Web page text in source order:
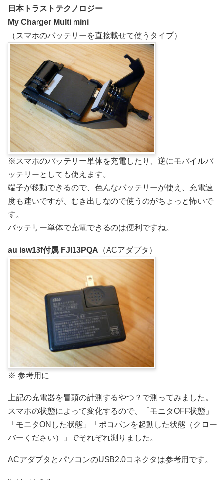
日本トラストテクノロジー
My Charger Multi mini
（スマホのバッテリーを直接載せて使うタイプ）
※スマホのバッテリー単体を充電したり、逆にモバイルバ
ッテリーとしても使えます。
端子が移動できるので、色んなバッテリーが使え、充電速
度も速いですが、むき出しなので使うのがちょっと怖いで
す。
バッテリー単体で充電できるのは便利ですね。
au isw13f付属 FJI13PQA （ACアダプタ）
※ 参考用に
上記の充電器を冒頭の計測するやつ？で測ってみました。
スマホの状態によって変化するので、「モニタOFF状態」
「モニタONした状態」「ポコパンを起動した状態（クロー
バーください）」でそれぞれ測りました。
ACアダプタとパソコンのUSB2.0コネクタは参考用です。